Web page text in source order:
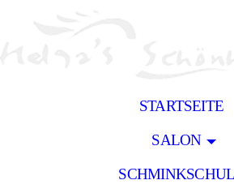
STARTSEITE
SALON